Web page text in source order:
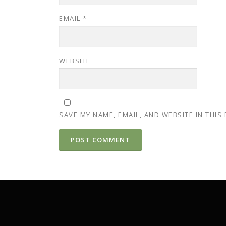
EMAIL *
WEBSITE
SAVE MY NAME, EMAIL, AND WEBSITE IN THIS